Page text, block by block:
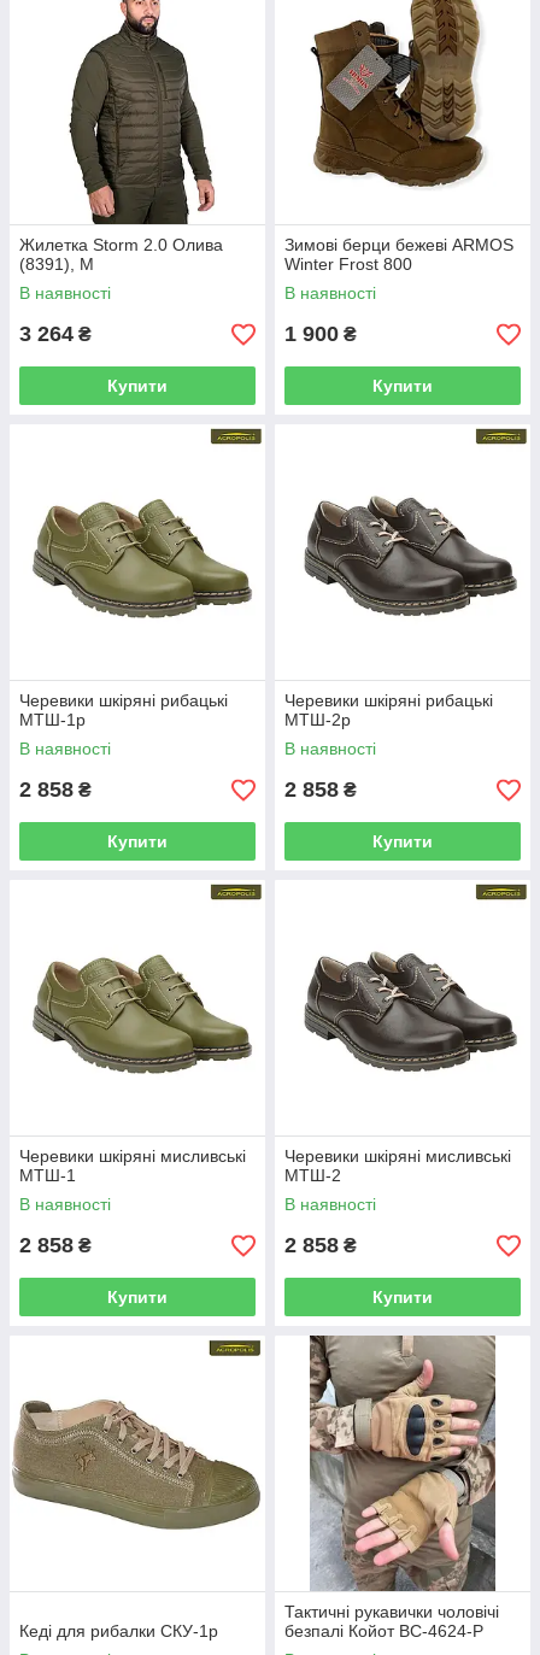
Жилетка Storm 2.0 Олива
(8391), M
В наявності
3 264 ₴
Купити
Зимові берци бежеві ARMOS
Winter Frost 800
В наявності
1 900 ₴
Купити
Черевики шкіряні рибацькі
МТШ-1р
В наявності
2 858 ₴
Купити
Черевики шкіряні рибацькі
МТШ-2р
В наявності
2 858 ₴
Купити
Черевики шкіряні мисливські
МТШ-1
В наявності
2 858 ₴
Купити
Черевики шкіряні мисливські
МТШ-2
В наявності
2 858 ₴
Купити
Кеді для рибалки СКУ-1р
Тактичні рукавички чоловічі
безпалі Койот BC-4624-P